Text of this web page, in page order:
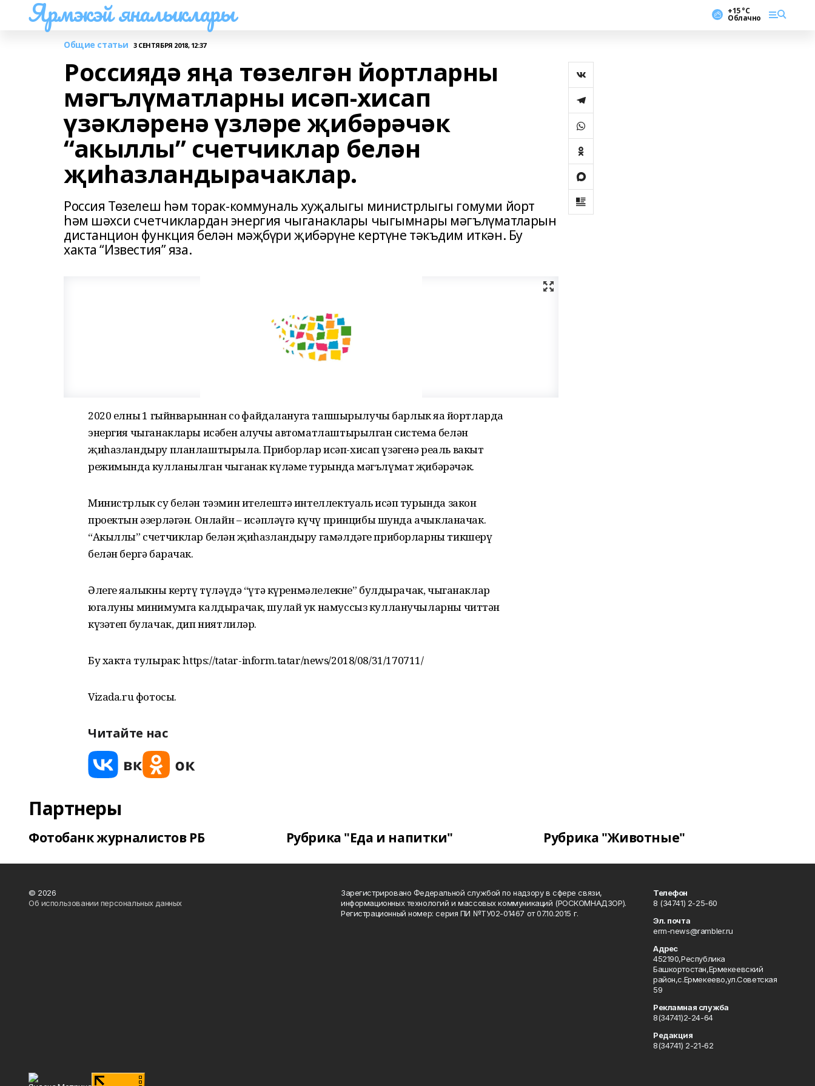
Ярмэкэй яналыклары +15 °С
Облачно
Общие статьи 3 СЕНТЯБРЯ 2018, 12:37
Россиядә яңа төзелгән йортларны
мәгълүматларны исәп-хисап
үзәкләренә үзләре җибәрәчәк
“акыллы” счетчиклар белән
җиһазландырачаклар.
Россия Төзелеш һәм торак-коммуналь хуҗалыгы министрлыгы гомуми йорт
һәм шәхси счетчиклардан энергия чыганаклары чыгымнары мәгълүматларын
дистанцион функция белән мәҗбүри җибәрүне кертүне тәкъдим иткән. Бу
хакта “Известия” яза.
2020 елның 1 гыйнварыннан соң файдалануга тапшырылучы барлык яңа йортларда
энергия чыганаклары исәбен алучы автоматлаштырылган система белән
җиһазландыру планлаштырыла. Приборлар исәп-хисап үзәгенә реаль вакыт
режимында кулланылган чыганак күләме турында мәгълүмат җибәрәчәк.
Министрлык су белән тәэмин ителештә интеллектуаль исәп турында закон
проектын әзерләгән. Онлайн – исәпләүгә күчү принцибы шунда ачыкланачак.
“Акыллы” счетчиклар белән җиһазландыру гамәлдәге приборларны тикшерү
белән бергә барачак.
Әлеге яңалыкны кертү түләүдә “үтә күренмәлелекне” булдырачак, чыганаклар
югалуны минимумга калдырачак, шулай ук намуссыз кулланучыларны читтән
күзәтеп булачак, дип ниятлиләр.
Бу хакта тулырак: https://tatar-inform.tatar/news/2018/08/31/170711/
Vizada.ru фотосы.
Читайте нас
Партнеры
Фотобанк журналистов РБ Рубрика "Еда и напитки" Рубрика "Животные"
© 2026
Об использовании персональных данных
Зарегистрировано Федеральной службой по надзору в сфере связи,
информационных технологий и массовых коммуникаций (РОСКОМНАДЗОР).
Регистрационный номер: серия ПИ №ТУ02-01467 от 07.10.2015 г.
Телефон
8 (34741) 2-25-60
Эл. почта
erm-news@rambler.ru
Адрес
452190,Республика
Башкортостан,Ермекеевский
район,с.Ермекеево,ул.Советская
59
Рекламная служба
8(34741)2-24-64
Редакция
8(34741) 2-21-62